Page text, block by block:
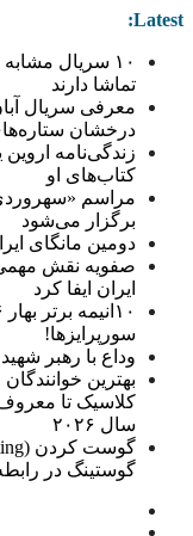
Latest:
۱۰ سریال
تماشا دارند
معرفی سریال
درخشان
زندگی‌نامه
کتاب‌های او
مراسم
برگزار می‌شود
دومین مانگای
صفویه نقش
ایران ایفا کرد
سورپرایزها!
وداع با رهبر
بهترین
کلاسیک تا
سال ۲۰۲۶
گوستینگ در